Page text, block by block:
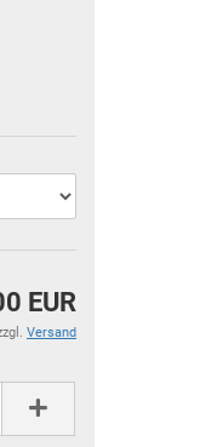
EUR
Versand